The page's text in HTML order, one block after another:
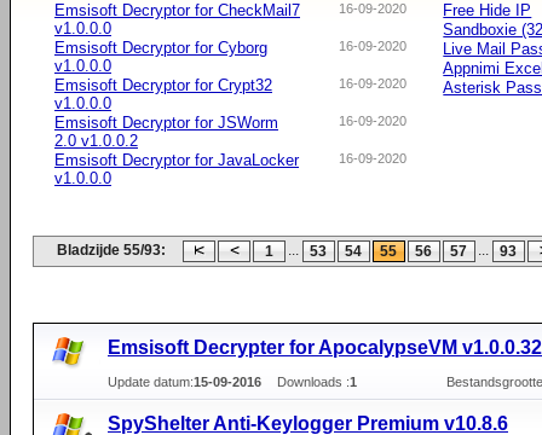
16-09-2020
Emsisoft Decryptor for CheckMail7
v1.0.0.0
16-09-2020
Emsisoft Decryptor for Cyborg
v1.0.0.0
16-09-2020
Emsisoft Decryptor for Crypt32
v1.0.0.0
16-09-2020
Emsisoft Decryptor for JSWorm
2.0 v1.0.0.2
16-09-2020
Emsisoft Decryptor for JavaLocker
v1.0.0.0
Free Hide IP
Sandboxie
Live Mail
Appnimi
Asterisk
Bladzijde 55/93: 1 ... 53 54 55 56 57 ... 93
Emsisoft Decrypter for ApocalypseVM v1.0.0.32
Update datum:15-09-2016 Downloads :1
SpyShelter Anti-Keylogger Premium v10.8.6